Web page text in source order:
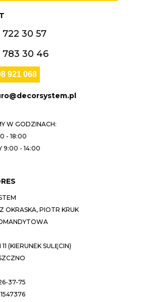
722 30 57
783 30 46
921 068
W GODZINACH:
- 18:00
9:00 - 14:00
OKRASKA, PIOTR KRUK
(KIERUNEK SULĘCIN)
37-75